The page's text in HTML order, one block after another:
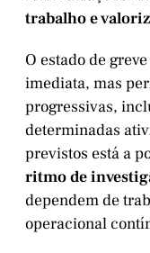
trabalho e
O estado de
imediata, mas
progressivas,
determinadas
previstos está a
ritmo de
dependem de
operacional